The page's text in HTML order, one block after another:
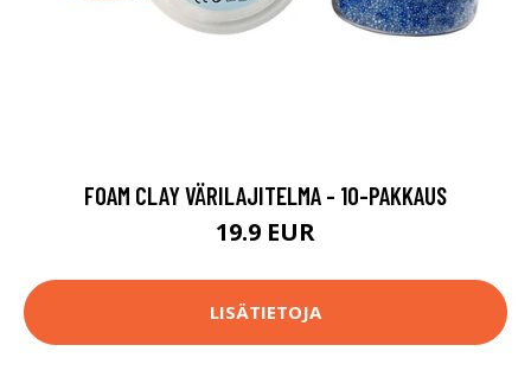
FOAM CLAY VÄRILAJITELMA - 10-PAKKAUS
19.9 EUR
LISÄTIETOJA